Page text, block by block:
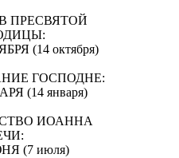
ПРЕСВЯТОЙ
(14 октября)
ГОСПОДНЕ:
(14 января)
ИОАННА
(7 июля)